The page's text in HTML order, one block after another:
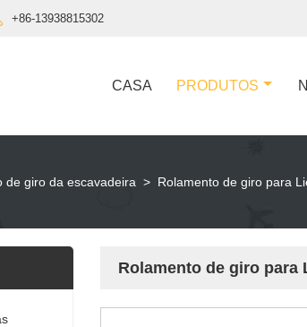
+86-13938815302
CASA PRODUTOS
de giro da escavadeira > Rolamento de giro para
Rolamento de giro para